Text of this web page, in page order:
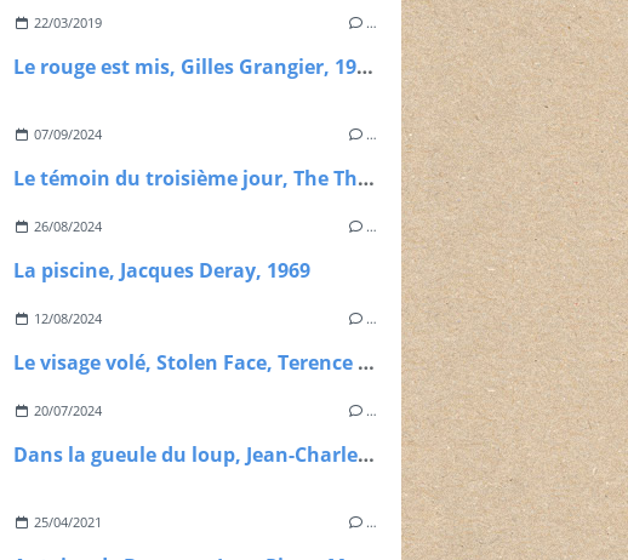
22/03/2019 …
Le rouge est mis, Gilles Grangier, 1957
07/09/2024 …
Le témoin du troisième jour, The Third Day, Jack Smight, 1965.
26/08/2024 …
La piscine, Jacques Deray, 1969
12/08/2024 …
Le visage volé, Stolen Face, Terence Fisher, 1952
20/07/2024 …
Dans la gueule du loup, Jean-Charles Dudrumet, 1961
25/04/2021 …